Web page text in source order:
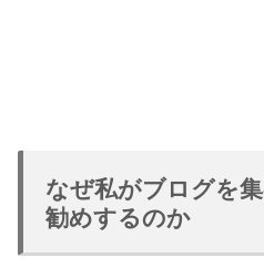
なぜ私がブログを
勧めするのか